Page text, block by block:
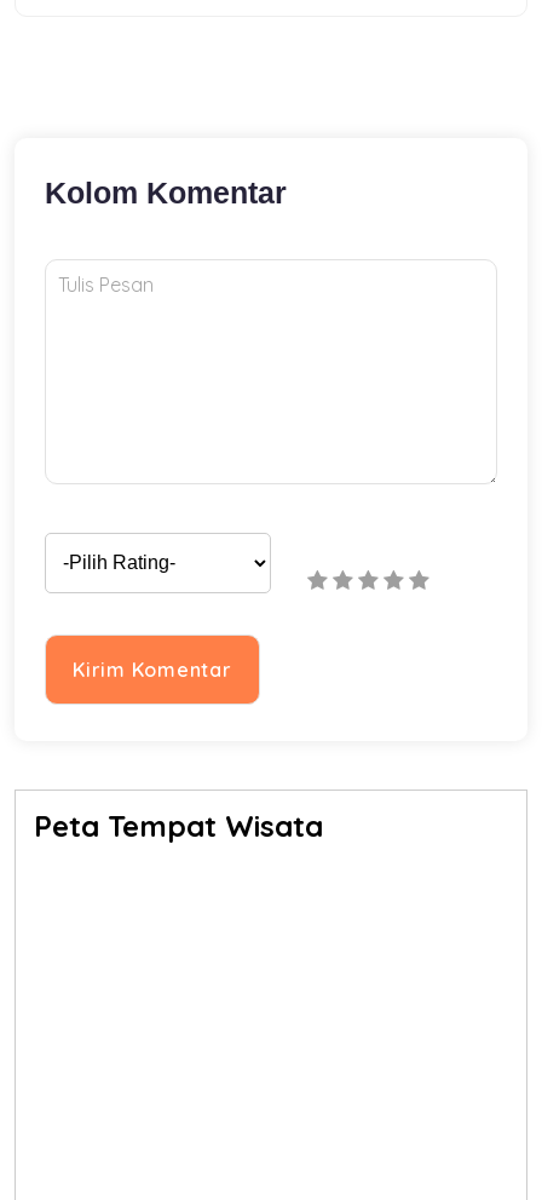
Kolom Komentar
Peta Tempat Wisata